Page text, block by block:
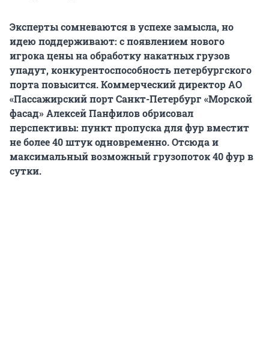
Эксперты сомневаются в успехе замысла, но
идею поддерживают: с появлением нового
игрока цены на обработку накатных грузов
упадут, конкурентоспособность петербургского
порта повысится. Коммерческий директор АО
«Пассажирский порт Санкт-Петербург «Морской
фасад» Алексей Панфилов обрисовал
перспективы: пункт пропуска для фур вместит
не более 40 штук одновременно. Отсюда и
максимальный возможный грузопоток 40 фур в
сутки.